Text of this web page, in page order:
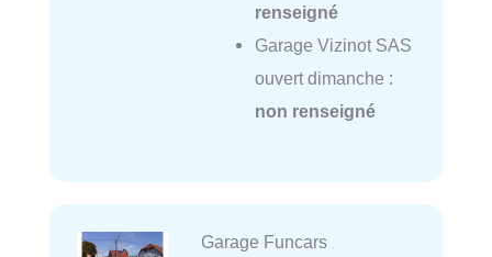
renseigné
Garage Vizinot SAS
ouvert dimanche :
non renseigné
Garage Funcars